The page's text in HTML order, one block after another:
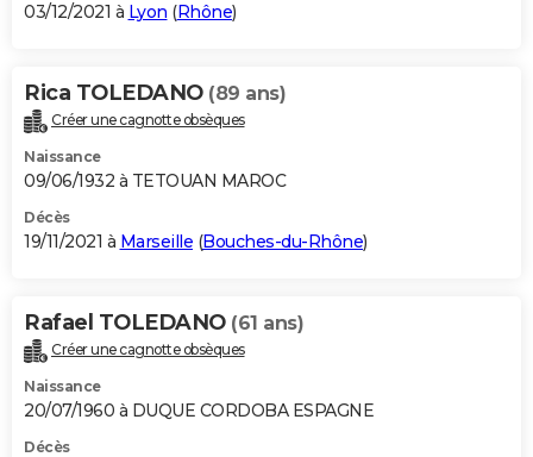
03/12/2021 à Lyon (Rhône)
Rica TOLEDANO (89 ans)
Créer une cagnotte obsèques
Naissance
09/06/1932 à TETOUAN MAROC
Décès
19/11/2021 à Marseille (Bouches-du-Rhône)
Rafael TOLEDANO (61 ans)
Créer une cagnotte obsèques
Naissance
20/07/1960 à DUQUE CORDOBA ESPAGNE
Décès